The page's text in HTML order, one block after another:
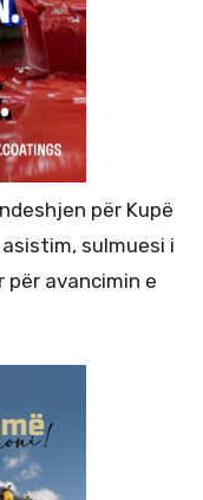
për Kupë
sulmuesi i
avancimin e